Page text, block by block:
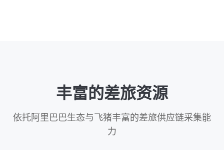
丰富的差旅资源
依托阿里巴巴生态与飞猪丰富的差旅供应链采集能
力